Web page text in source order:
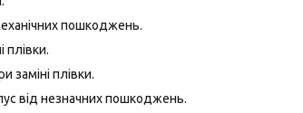
пошкоджень.
плівки.
заміні плівки.
від незначних пошкоджень.